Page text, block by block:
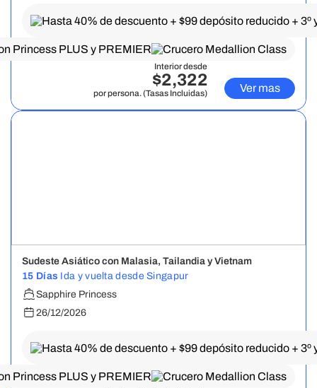
Interior desde
$2,322
por persona. (Tasas Incluidas) Ver mas
Sudeste Asiático con Malasia, Tailandia y Vietnam
15 Días Ida y vuelta desde Singapur
Sapphire Princess
26/12/2026